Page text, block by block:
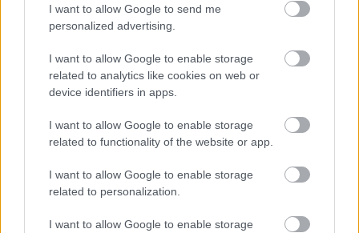
I want to allow Google to send me
personalized advertising.
I want to allow Google to enable storage
related to analytics like cookies on web or
device identifiers in apps.
I want to allow Google to enable storage
related to functionality of the website or app.
I want to allow Google to enable storage
related to personalization.
I want to allow Google to enable storage
Kapcsolódó hírek
JUAN MATA
MATA: CSAKIS KÖSZÖNETET